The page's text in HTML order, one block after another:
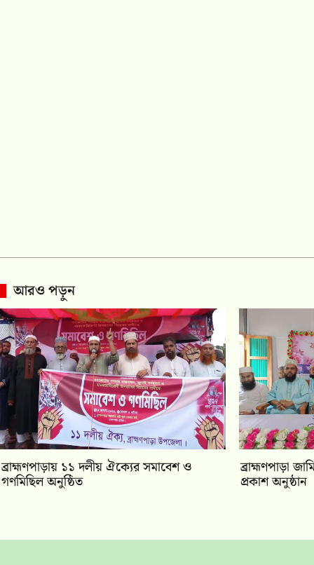
আরও পড়ুন
‎ব্রাহ্মণপাড়ায় ১১ দলীয় ঐক্যের সমাবেশ ও
গণমিছিল অনুষ্ঠিত
‎ব্রাহ্মণপাড়া
প্রকাশ অনুষ্ঠান